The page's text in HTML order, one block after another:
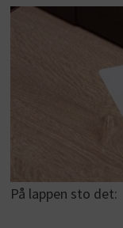
På lappen sto det: